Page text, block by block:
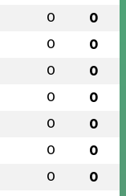
0 0
0 0
0 0
0 0
0 0
0 0
0 0